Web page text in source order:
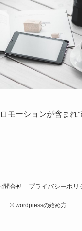
モーションが含まれ
問合せ プライバシーポリ
©wordpressの始め方